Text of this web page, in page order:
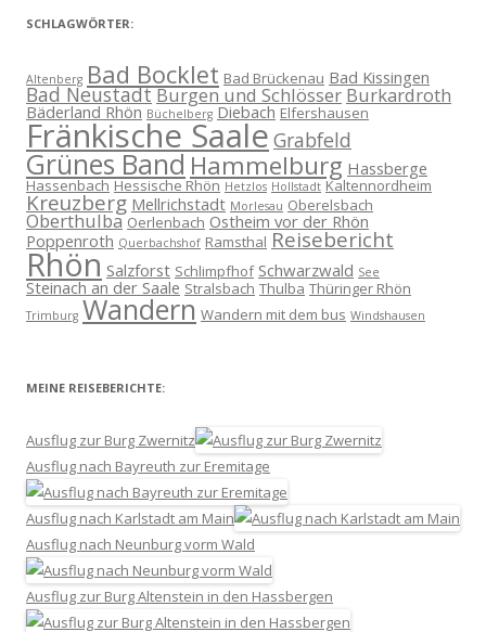
SCHLAGWÖRTER:
Altenberg Bad Bocklet Bad Brückenau Bad Kissingen
Bad NeustadtBurgen und Schlösser Burkardroth
Bäderland Rhön Büchelberg Diebach Elfershausen
Fränkische Saale Grabfeld
Grünes BandHammelburg Hassberge
Hassenbach Hessische Rhön Hetzlos Hollstadt Kaltennordheim
Kreuzberg Mellrichstadt Morlesau Oberelsbach
Oberthulba Oerlenbach Ostheim vor der Rhön
Poppenroth Querbachshof Ramsthal Reisebericht
Rhön Salzforst Schlimpfhof Schwarzwald See
Steinach an der Saale Stralsbach Thulba Thüringer Rhön
Trimburg Wandern Wandern mit dem bus Windshausen
MEINE REISEBERICHTE:
Ausflug zur Burg Zwernitz
Ausflug nach Bayreuth zur Eremitage
Ausflug nach Karlstadt am Main
Ausflug nach Neunburg vorm Wald
Ausflug zur Burg Altenstein in den Hassbergen